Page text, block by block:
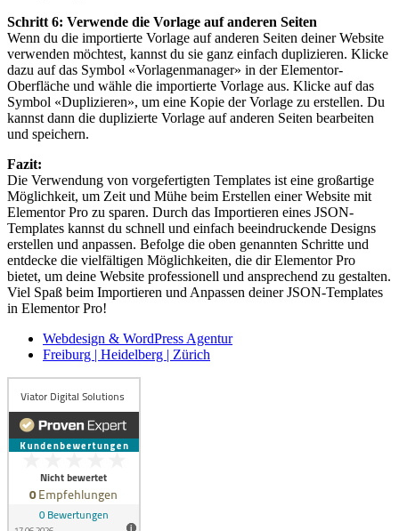
Schritt 6: Verwende die Vorlage auf anderen Seiten
Wenn du die importierte Vorlage auf anderen Seiten deiner Website
verwenden möchtest, kannst du sie ganz einfach duplizieren. Klicke
dazu auf das Symbol «Vorlagenmanager» in der Elementor-
Oberfläche und wähle die importierte Vorlage aus. Klicke auf das
Symbol «Duplizieren», um eine Kopie der Vorlage zu erstellen. Du
kannst dann die duplizierte Vorlage auf anderen Seiten bearbeiten
und speichern.
Fazit:
Die Verwendung von vorgefertigten Templates ist eine großartige
Möglichkeit, um Zeit und Mühe beim Erstellen einer Website mit
Elementor Pro zu sparen. Durch das Importieren eines JSON-
Templates kannst du schnell und einfach beeindruckende Designs
erstellen und anpassen. Befolge die oben genannten Schritte und
entdecke die vielfältigen Möglichkeiten, die dir Elementor Pro
bietet, um deine Website professionell und ansprechend zu gestalten.
Viel Spaß beim Importieren und Anpassen deiner JSON-Templates
in Elementor Pro!
Webdesign & WordPress Agentur
Freiburg | Heidelberg | Zürich